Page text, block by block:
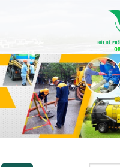
dung